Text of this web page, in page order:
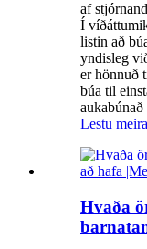
af
Í
listin að
yndisleg
er hönnuð
búa til
Lestu meira
Hvaða